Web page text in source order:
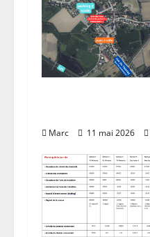
Marc 11 mai 2026